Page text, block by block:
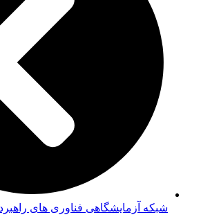
شبکه آزمایشگاهی فناوری های